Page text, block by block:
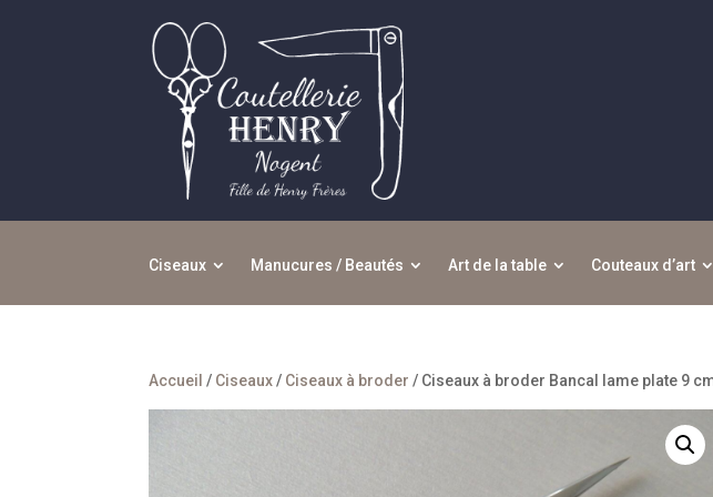
Ciseaux Manucures / Beautés Art de la table Couteaux d’art
Accueil / Ciseaux/ Ciseaux à broder / Ciseaux à broder Bancal lame plate 9